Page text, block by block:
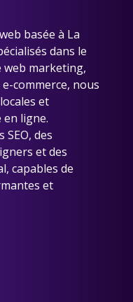
basée à La
dans le
web marketing,
commerce, nous
et
en ligne.
des
et des
capables de
et